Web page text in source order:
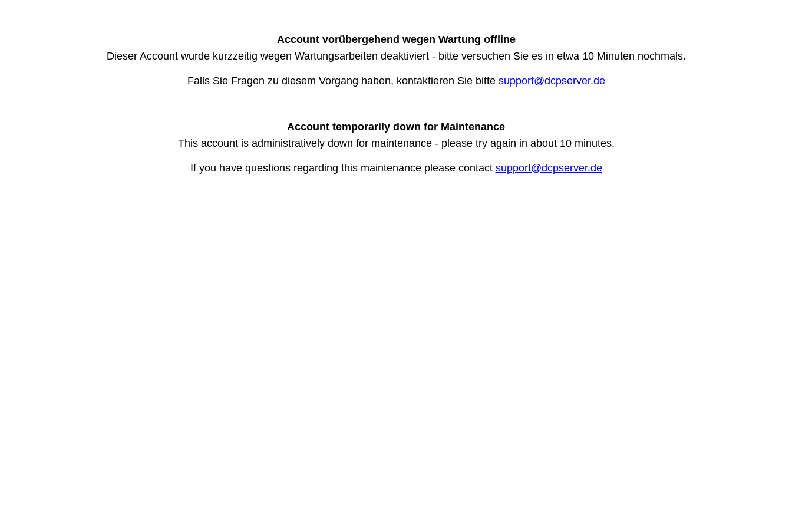
Account vorübergehend wegen Wartung offline
Dieser Account wurde kurzzeitig wegen Wartungsarbeiten deaktiviert - bitte versuchen Sie es in etwa 10 Minuten nochmals.
Falls Sie Fragen zu diesem Vorgang haben, kontaktieren Sie bitte support@dcpserver.de
Account temporarily down for Maintenance
This account is administratively down for maintenance - please try again in about 10 minutes.
If you have questions regarding this maintenance please contact support@dcpserver.de